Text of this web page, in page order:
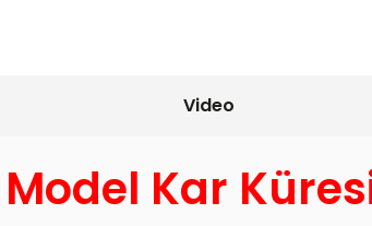
Video
Model Kar